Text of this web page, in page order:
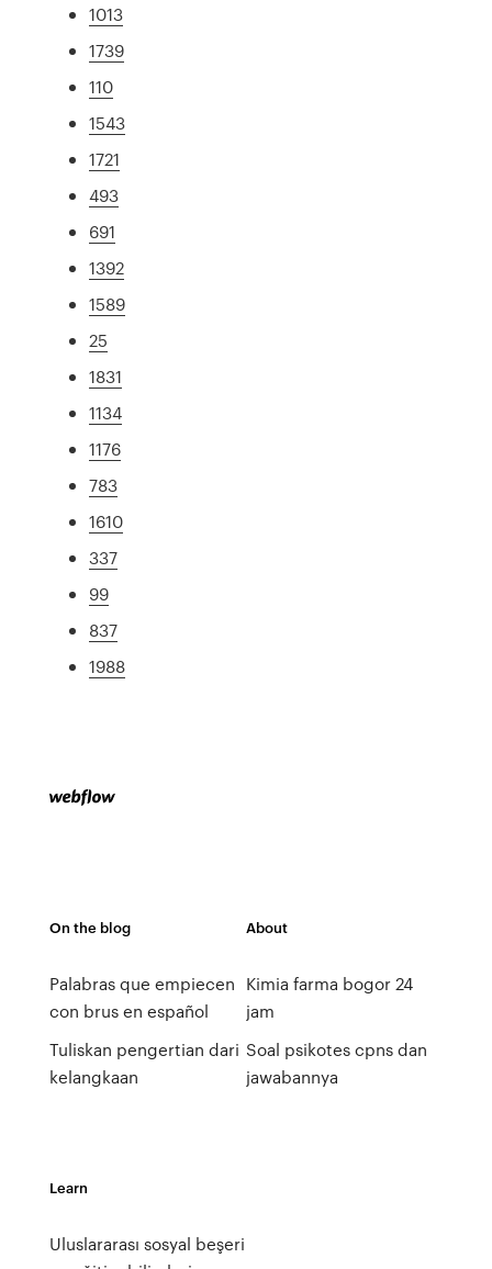
1013
1739
110
1543
1721
493
691
1392
1589
25
1831
1134
1176
783
1610
337
99
837
1988
On the blog
Palabras que empiecen
con brus en español
Tuliskan pengertian dari
kelangkaan
About
Kimia farma bogor 24
jam
Soal psikotes cpns dan
jawabannya
Learn
Uluslararası sosyal beşeri